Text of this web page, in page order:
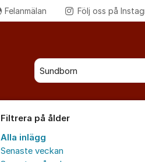
Sök bland alla inlägg
Felanmälan Följ oss på
Filtrera på ålder
Alla inlägg
Senaste veckan